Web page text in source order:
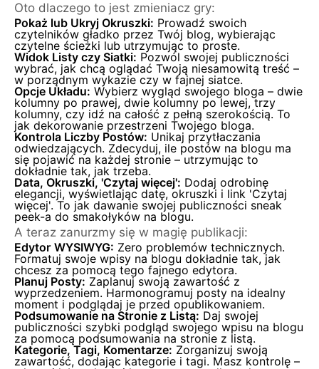
Oto dlaczego to jest zmieniacz gry:
Pokaż lub Ukryj Okruszki: Prowadź swoich
czytelników gładko przez Twój blog, wybierając
czytelne ścieżki lub utrzymując to proste.
Widok Listy czy Siatki: Pozwól swojej publiczności
wybrać, jak chcą oglądać Twoją niesamowitą treść –
w porządnym wykazie czy w fajnej siatce.
Opcje Układu: Wybierz wygląd swojego bloga – dwie
kolumny po prawej, dwie kolumny po lewej, trzy
kolumny, czy idź na całość z pełną szerokością. To
jak dekorowanie przestrzeni Twojego bloga.
Kontrola Liczby Postów: Unikaj przytłaczania
odwiedzających. Zdecyduj, ile postów na blogu ma
się pojawić na każdej stronie – utrzymując to
dokładnie tak, jak trzeba.
Data, Okruszki, 'Czytaj więcej': Dodaj odrobinę
elegancji, wyświetlając datę, okruszki i link 'Czytaj
więcej'. To jak dawanie swojej publiczności sneak
peek-a do smakołyków na blogu.
A teraz zanurzmy się w magię publikacji:
Edytor WYSIWYG: Zero problemów technicznych.
Formatuj swoje wpisy na blogu dokładnie tak, jak
chcesz za pomocą tego fajnego edytora.
Planuj Posty: Zaplanuj swoją zawartość z
wyprzedzeniem. Harmonogramuj posty na idealny
moment i podglądaj je przed opublikowaniem.
Podsumowanie na Stronie z Listą: Daj swojej
publiczności szybki podgląd swojego wpisu na blogu
za pomocą podsumowania na stronie z listą.
Kategorie, Tagi, Komentarze: Zorganizuj swoją
zawartość, dodając kategorie i tagi. Masz kontrolę –